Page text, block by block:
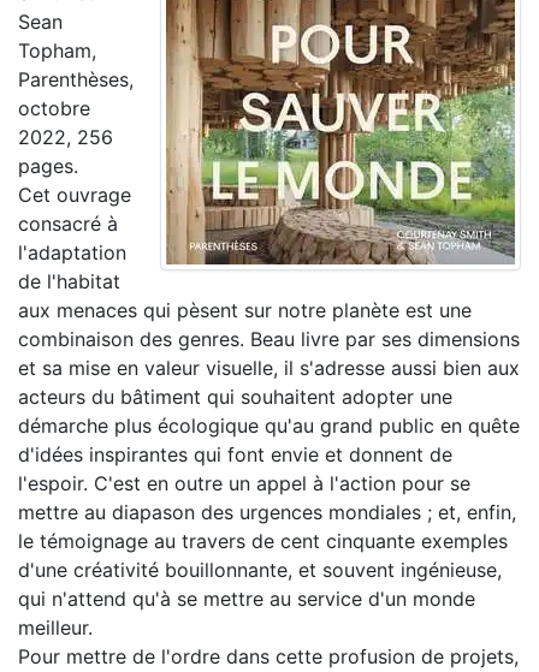
Sean
Topham,
Parenthèses,
octobre
2022, 256
pages.
Cet ouvrage
consacré à
l'adaptation
de l'habitat
aux menaces qui pèsent sur notre planète est une
combinaison des genres. Beau livre par ses dimensions
et sa mise en valeur visuelle, il s'adresse aussi bien aux
acteurs du bâtiment qui souhaitent adopter une
démarche plus écologique qu'au grand public en quête
d'idées inspirantes qui font envie et donnent de
l'espoir. C'est en outre un appel à l'action pour se
mettre au diapason des urgences mondiales ; et, enfin,
le témoignage au travers de cent cinquante exemples
d'une créativité bouillonnante, et souvent ingénieuse,
qui n'attend qu'à se mettre au service d'un monde
meilleur.
Pour mettre de l'ordre dans cette profusion de projets,